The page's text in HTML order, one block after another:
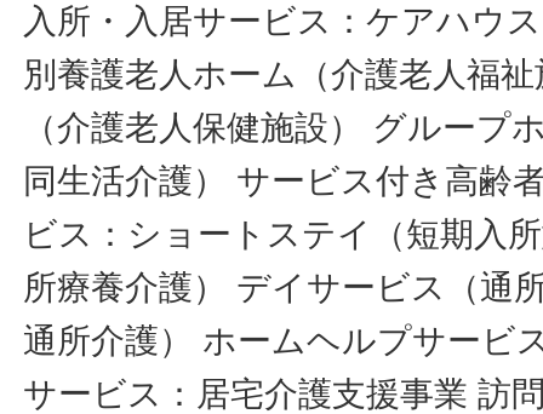
入所・入居サービス：ケアハウ
別養護老人ホーム（介護老人福
（介護老人保健施設） グループ
同生活介護） サービス付き高齢
ビス：ショートステイ（短期入
所療養介護） デイサービス（通
通所介護） ホームヘルプサービ
サービス：居宅介護支援事業 訪